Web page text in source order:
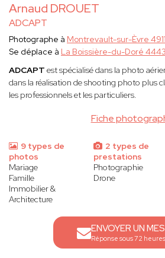
Arnaud DROUET
ADCAPT
Fiche
Photographe à Montrevault-sur-Èvre
Se déplace à La Boissière-du-Doré
ADCAPT est spécialisé dans la photo
dans la réalisation de shooting photo plus
les professionnels et les particuliers.
9 types de
photos
Mariage
Famille
Immobilier &
Architecture
2 types de
prestations
Photographie
Drone
ENVOYER UN
Réponse sous 72 heures